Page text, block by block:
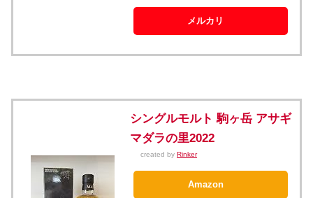
メルカリ
シングルモルト 駒ヶ岳 アサギ
マダラの里2022
created by Rinker
Amazon